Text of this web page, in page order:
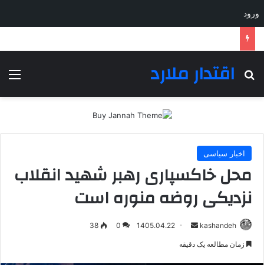
ورود
اقتدار ملارد
جستجو برای
اخبار سیاسی
محل خاکسپاری رهبر شهید انقلاب
نزدیکی روضه منوره است
kashandeh
ارسال1405.04.22
0
38
زمان مطالعه یک دقیقه